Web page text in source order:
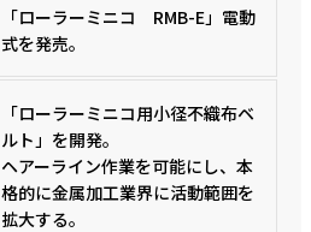
「ローラーミニコ RMB-E」電動
式を発売。
「ローラーミニコ用小径不織布ベ
ルト」を開発。
ヘアーライン作業を可能にし、本
格的に金属加工業界に活動範囲を
拡大する。